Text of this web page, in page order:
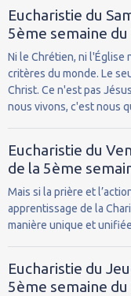
Eucharistie du
5ème semaine
Ni le Chrétien, ni l'Église
critères du monde. Le
Christ. Ce n'est pas
nous vivons, c'est nous
Eucharistie du
de la 5ème
Mais si la prière et
apprentissage de la
manière unique et
Eucharistie du
5ème semaine